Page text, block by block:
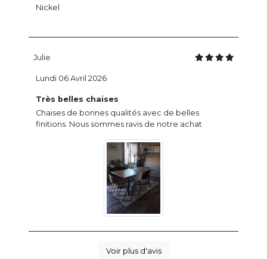
Nickel
Julie
Très belles chaises
Chaises de bonnes qualités avec de belles
finitions. Nous sommes ravis de notre achat
Lundi 06 Avril 2026
Voir plus d'avis